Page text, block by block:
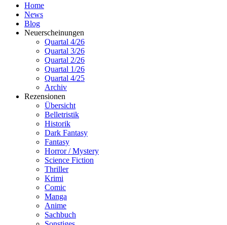
Home
News
Blog
Neuerscheinungen
Quartal 4/26
Quartal 3/26
Quartal 2/26
Quartal 1/26
Quartal 4/25
Archiv
Rezensionen
Übersicht
Belletristik
Historik
Dark Fantasy
Fantasy
Horror / Mystery
Science Fiction
Thriller
Krimi
Comic
Manga
Anime
Sachbuch